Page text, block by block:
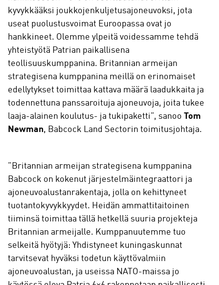
kyvykkääksi joukkojenkuljetusajoneuvoksi, jota
useat puolustusvoimat Euroopassa ovat jo
hankkineet. Olemme ylpeitä voidessamme tehdä
yhteistyötä Patrian paikallisena
teollisuuskumppanina. Britannian armeijan
strategisena kumppanina meillä on erinomaiset
edellytykset toimittaa kattava määrä laadukkaita ja
todennettuna panssaroituja ajoneuvoja, joita tukee
laaja-alainen koulutus- ja tukipaketti”, sanoo Tom
Newman, Babcock Land Sectorin toimitusjohtaja.
”Britannian armeijan strategisena kumppanina
Babcock on kokenut järjestelmäintegraattori ja
ajoneuvoalustanrakentaja, jolla on kehittyneet
tuotantokyvykkyydet. Heidän ammattitaitoinen
tiiminsä toimittaa tällä hetkellä suuria projekteja
Britannian armeijalle. Kumppanuutemme tuo
selkeitä hyötyjä: Yhdistyneet kuningaskunnat
tarvitsevat hyväksi todetun käyttövalmiin
ajoneuvoalustan, ja useissa NATO-maissa jo